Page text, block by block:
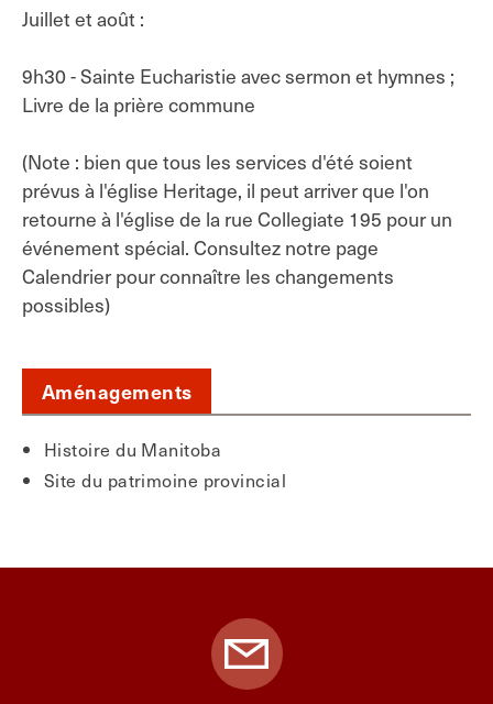
Juillet et août :
9h30 - Sainte Eucharistie avec sermon et hymnes ;
Livre de la prière commune
(Note : bien que tous les services d'été soient
prévus à l'église Heritage, il peut arriver que l'on
retourne à l'église de la rue Collegiate 195 pour un
événement spécial. Consultez notre page
Calendrier pour connaître les changements
possibles)
Aménagements
Histoire du Manitoba
Site du patrimoine provincial